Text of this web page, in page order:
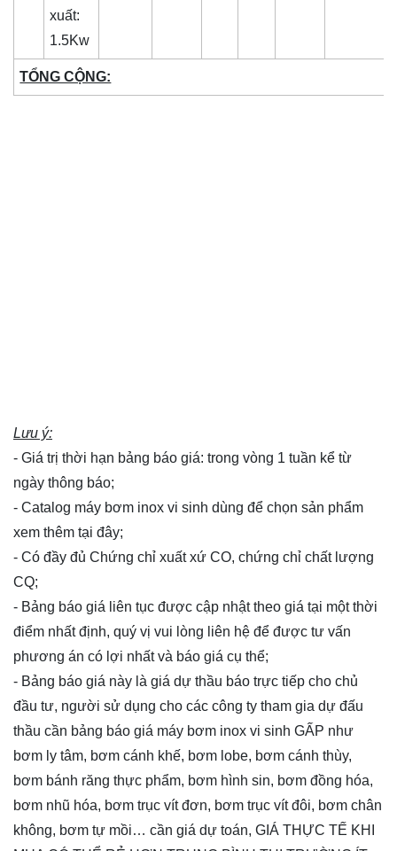
xuất:
1.5Kw
TỔNG CỘNG:
Lưu ý:
- Giá trị thời hạn bảng báo giá: trong vòng 1 tuần kể từ
ngày thông báo;
- Catalog máy bơm inox vi sinh dùng để chọn sản phẩm
xem thêm tại đây;
- Có đầy đủ Chứng chỉ xuất xứ CO, chứng chỉ chất lượng
CQ;
- Bảng báo giá liên tục được cập nhật theo giá tại một thời
điểm nhất định, quý vị vui lòng liên hệ để được tư vấn
phương án có lợi nhất và báo giá cụ thể;
- Bảng báo giá này là giá dự thầu báo trực tiếp cho chủ
đầu tư, người sử dụng cho các công ty tham gia dự đấu
thầu cần bảng báo giá máy bơm inox vi sinh GẤP như
bơm ly tâm, bơm cánh khế, bơm lobe, bơm cánh thùy,
bơm bánh răng thực phẩm, bơm hình sin, bơm đồng hóa,
bơm nhũ hóa, bơm trục vít đơn, bơm trục vít đôi, bơm chân
không, bơm tự mồi… cần giá dự toán, GIÁ THỰC TẾ KHI